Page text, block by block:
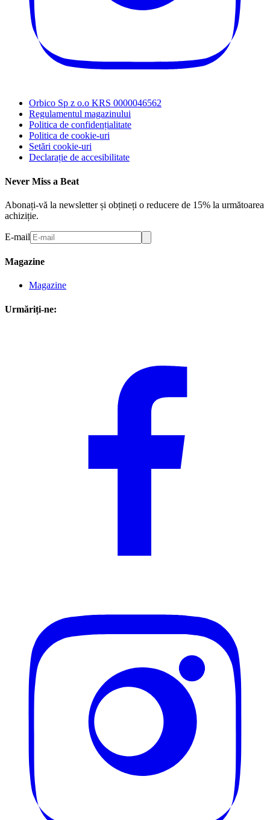
Orbico Sp z o.o KRS 0000046562
Regulamentul magazinului
Politica de confidențialitate
Politica de cookie-uri
Setări cookie-uri
Declarație de accesibilitate
Never Miss a Beat
Abonați-vă la newsletter și obțineți o reducere de 15% la următoarea
achiziție.
E-mail
Magazine
Magazine
Urmăriți-ne: